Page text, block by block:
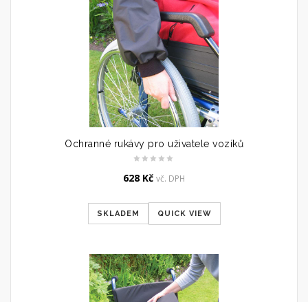
Ochranné rukávy pro uživatele vozíků
628 Kč vč. DPH
SKLADEM QUICK VIEW